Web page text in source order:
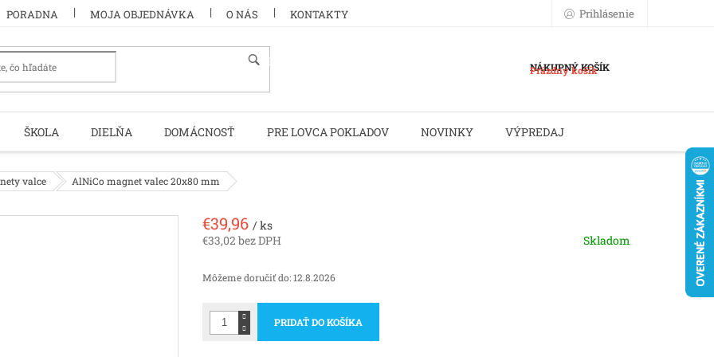
PORADNA MOJA OBJEDNÁVKA O NÁS KONTAKTY Prihlásenie
HĽADAŤ NÁKUPNÝ KOŠÍK
Prázdny košík
ŠKOLA DIELŇA DOMÁCNOSŤ PRE LOVCA POKLADOV NOVINKY VÝPREDAJ
valce AlNiCo magnet valec 20x80 mm
€39,96 / ks
€33,02 bez DPH
cena:
Skladom
Môžeme doručiť do:12.8.2026
PRIDAŤ DO KOŠÍKA